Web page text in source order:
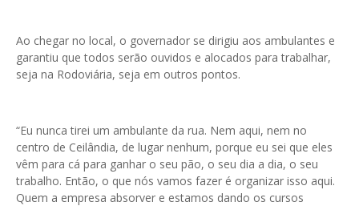
Ao chegar no local, o governador se dirigiu aos ambulantes e
garantiu que todos serão ouvidos e alocados para trabalhar,
seja na Rodoviária, seja em outros pontos.
“Eu nunca tirei um ambulante da rua. Nem aqui, nem no
centro de Ceilândia, de lugar nenhum, porque eu sei que eles
vêm para cá para ganhar o seu pão, o seu dia a dia, o seu
trabalho. Então, o que nós vamos fazer é organizar isso aqui.
Quem a empresa absorver e estamos dando os cursos